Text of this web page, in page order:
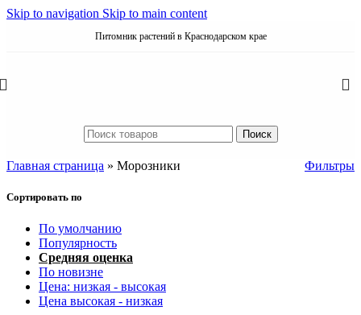
Skip to navigation Skip to main content
Питомник растений в Краснодарском крае
Поиск
Главная страница » Морозники Фильтры
Сортировать по
По умолчанию
Популярность
Средняя оценка
По новизне
Цена: низкая - высокая
Цена высокая - низкая